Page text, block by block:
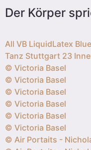
Der Körper
All VB LiquidLatex
Tanz Stuttgart 23
© Victoria Basel
© Victoria Basel
© Victoria Basel
© Victoria Basel
© Victoria Basel
© Victoria Basel
© Air Portaits -